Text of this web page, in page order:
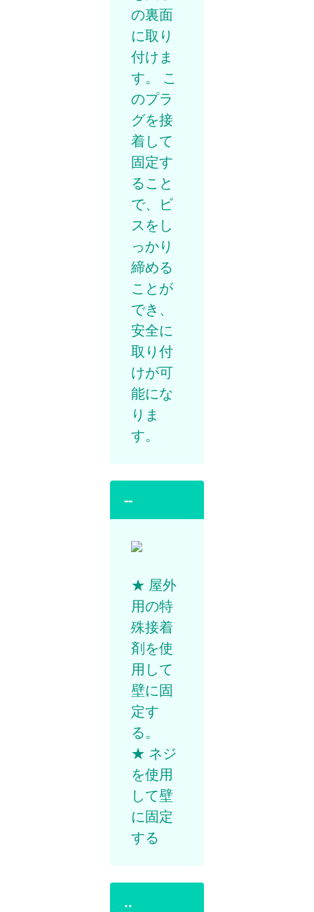
の裏面
に取り
付けま
す。 こ
のプラ
グを接
着して
固定す
ること
で、ビ
スをし
っかり
締める
ことが
でき、
安全に
取り付
けが可
能にな
りま
す。
--
★ 屋外
用の特
殊接着
剤を使
用して
壁に固
定す
る。
★ ネジ
を使用
して壁
に固定
する
..